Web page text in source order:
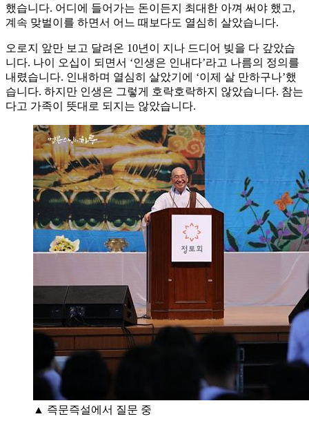
했습니다. 어디에 들어가는 돈이든지 최대한 아껴 써야 했고,
계속 맞벌이를 하면서 어느 때보다도 열심히 살았습니다.
오로지 앞만 보고 달려온 10년이 지나 드디어 빚을 다 갚았습
니다. 나이 오십이 되면서 ‘인생은 인내다’라고 나름의 정의를
내렸습니다. 인내하며 열심히 살았기에 ‘이제 살 만하구나’했
습니다. 하지만 인생은 그렇게 호락호락하지 않았습니다. 참는
다고 가족이 뜻대로 되지는 않았습니다.
▲ 즉문즉설에서 질문 중